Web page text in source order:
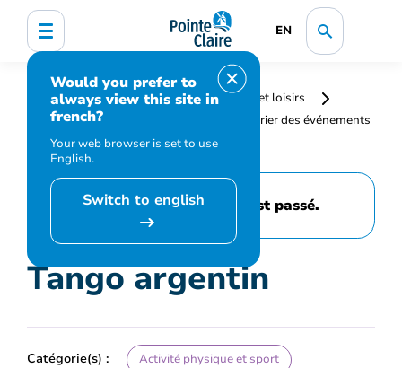
EN
Would you prefer to
always view this site in
french?
Your web browser is set to use
English.
Switch to english
Accueil
Bibliothèque, culture, sports et loisirs
Programmation et inscription
Calendrier des événements
et activités
Tango argentin
Cet événement est passé.
Tango argentin
Catégorie(s) : Activité physique et sport